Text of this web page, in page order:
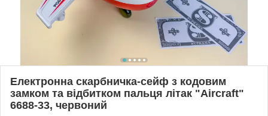
Електронна скарбничка-сейф з кодовим
замком та відбитком пальця літак "Aircraft"
6688-33, червоний